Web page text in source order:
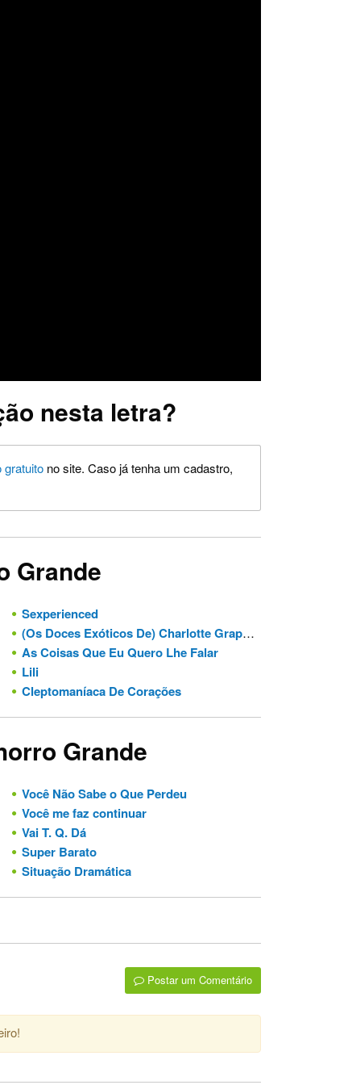
nesta letra?
gratuito no site. Caso já tenha um cadastro,
Grande
Sexperienced
(Os Doces Exóticos De) Charlotte Grapewine
As Coisas Que Eu Quero Lhe Falar
Lili
Cleptomaníaca De Corações
Grande
Você Não Sabe o Que Perdeu
Você me faz continuar
Vai T. Q. Dá
Super Barato
Situação Dramática
Postar um Comentário